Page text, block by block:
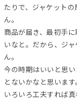
たりで、ジャケット
ん。
商品が届き、最初手
いなと。だから、ジ
ん。
今の時期はいいと思
とないかなと思います
いろいろ工夫すれば真